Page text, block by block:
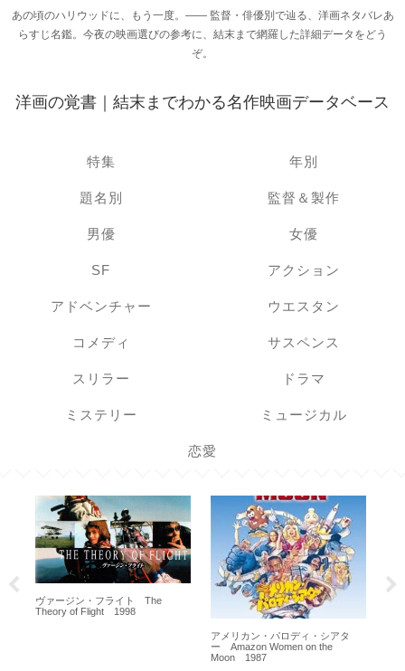
あの頃のハリウッドに、もう一度。―― 監督・俳優別で辿る、洋画ネタバレあ
らすじ名鑑。今夜の映画選びの参考に、結末まで網羅した詳細データをどう
ぞ。
洋画の覚書｜結末までわかる名作映画データベース
特集 年別
題名別 監督＆製作
男優 女優
SF アクション
アドベンチャー ウエスタン
コメディ サスペンス
スリラー ドラマ
ミステリー ミュージカル
恋愛
and War 1996